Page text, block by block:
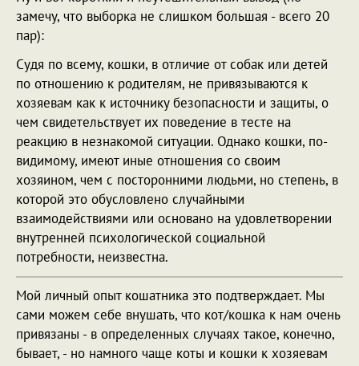
замечу, что выборка не слишком большая - всего 20
пар):
Судя по всему, кошки, в отличие от собак или детей
по отношению к родителям, не привязываются к
хозяевам как к источнику безопасности и защиты, о
чем свидетельствует их поведение в тесте на
реакцию в незнакомой ситуации. Однако кошки, по-
видимому, имеют иные отношения со своим
хозяином, чем с посторонними людьми, но степень, в
которой это обусловлено случайными
взаимодействиями или основано на удовлетворении
внутренней психологической социальной
потребности, неизвестна.
Мой личный опыт кошатника это подтверждает. Мы
сами можем себе внушать, что кот/кошка к нам очень
привязаны - в определенных случаях такое, конечно,
бывает, - но намного чаще коты и кошки к хозяевам